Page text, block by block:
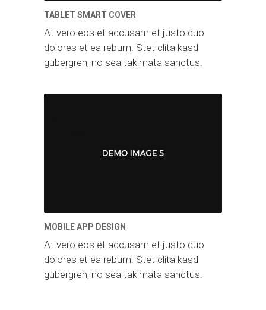
TABLET SMART COVER
At vero eos et accusam et justo duo
dolores et ea rebum. Stet clita kasd
gubergren, no sea takimata sanctus.
MOBILE APP DESIGN
At vero eos et accusam et justo duo
dolores et ea rebum. Stet clita kasd
gubergren, no sea takimata sanctus.